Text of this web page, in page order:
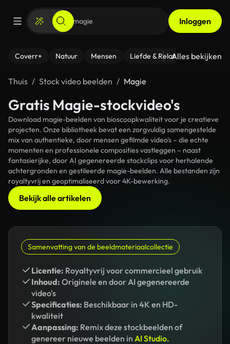
Inloggen
Coverr+ Natuur Mensen Liefde & Relaties - Fitness
Alles bekijken
Thuis Stock video beelden Magie
Gratis Magie-stockvideo's
Download magie-beelden van bioscoopkwaliteit voor je creatieve
projecten. Onze bibliotheek bevat een zorgvuldig samengestelde
mix van authentieke, door mensen gefilmde video's – die echte
momenten en professionele composities vastleggen – naast
fantasierijke, door AI gegenereerde stockclips voor herhalende
achtergronden en gestileerde magie-beelden. Alle bestanden zijn
royaltyvrij en geoptimaliseerd voor 4K-bewerking.
Bekijk alle artikelen
Samenvatting van de beeldmateriaalcollectie
Licentie: Royaltyvrij voor commercieel gebruik
Inhoud: Originele en door AI gegenereerde
video's
Specificaties: Beschikbaar in 4K en HD-
kwaliteit
Aanpassing: Remix deze stockbeelden of
genereer nieuwe beelden in AI Studio.